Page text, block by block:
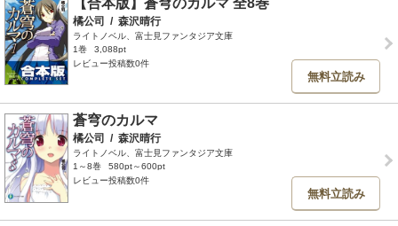
橘公司 / 森沢晴行
ライトノベル、富士見ファンタジア文庫
1巻
3,088pt
レビュー投稿数0件
無料立読み
蒼穹のカルマ
橘公司 / 森沢晴行
ライトノベル、富士見ファンタジア文庫
1～8巻
580pt～600pt
レビュー投稿数0件
無料立読み